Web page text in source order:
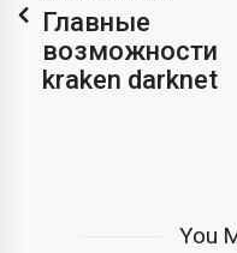
Главные
возможности
kraken darknet
You